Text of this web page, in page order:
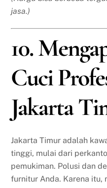
jasa.)
10.
Cuci
Jakarta
Jakarta Timur adalah
tinggi, mulai dari
pemukiman. Polusi dan
furnitur Anda. Karena itu,